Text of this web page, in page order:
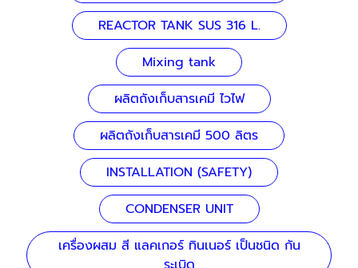
REACTOR TANK SUS 316 L.
Mixing tank
ผลิตถังเก็บสารเคมี ไวไฟ
ผลิตถังเก็บสารเคมี 500 ลิตร
INSTALLATION (SAFETY)
CONDENSER UNIT
เครื่องผสม สี แลคเกอร์ ทินเนอร์ เป็นชนิด กัน